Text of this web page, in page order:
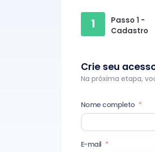
1
Passo 1 -
Cadastro
Crie seu
Na próxima etapa,
Nome completo *
E-mail *